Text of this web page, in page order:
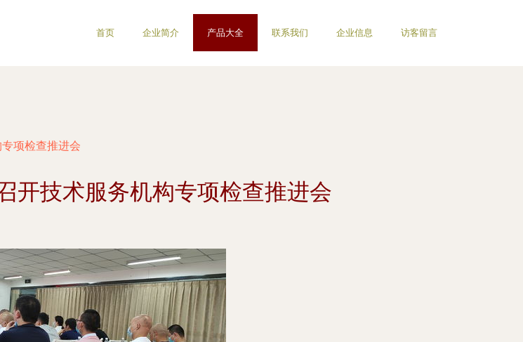
首页 企业简介 产品大全 联系我们 企业信息 访客留言
项检查推进会
开技术服务机构专项检查推进会